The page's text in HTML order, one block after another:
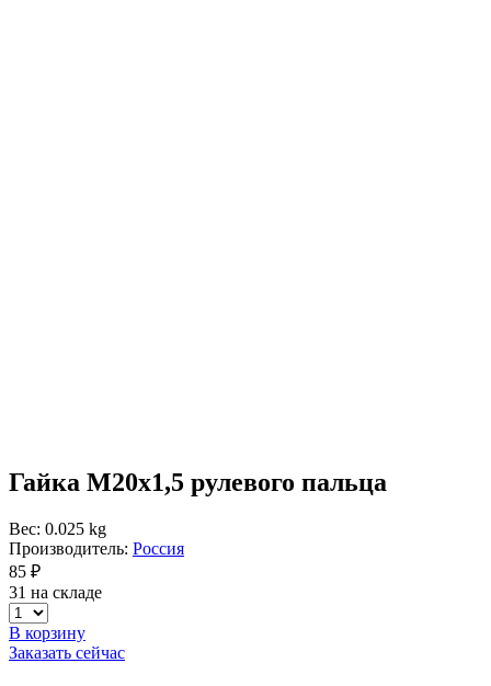
Гайка М20х1,5 рулевого пальца
Вес: 0.025 kg
Производитель: Россия
85 ₽
31 на складе
В корзину
Заказать сейчас